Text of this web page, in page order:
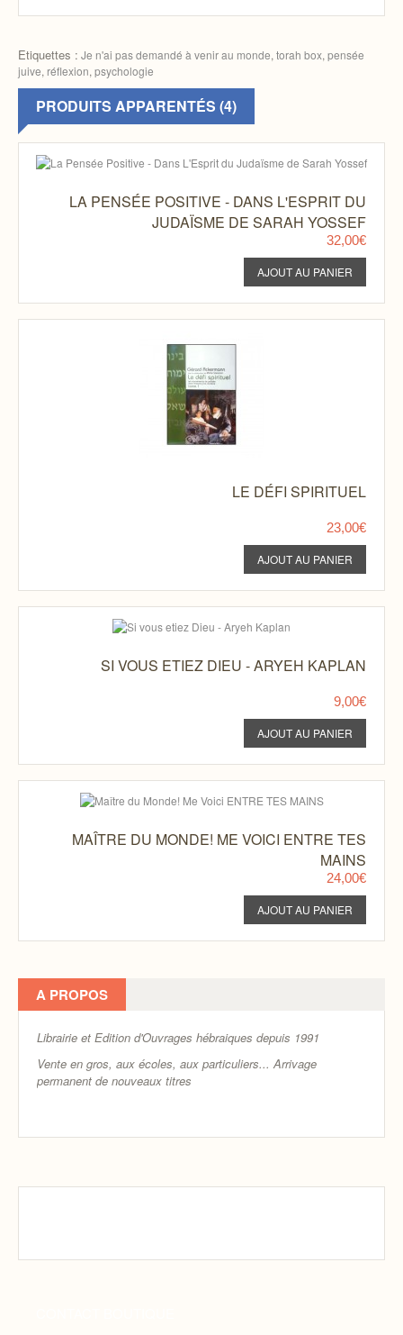
Etiquettes : Je n'ai pas demandé à venir au monde, torah box, pensée
juive, réflexion, psychologie
PRODUITS APPARENTÉS (4)
LA PENSÉE POSITIVE - DANS L'ESPRIT DU
JUDAÏSME DE SARAH YOSSEF
32,00€
LE DÉFI SPIRITUEL
23,00€
SI VOUS ETIEZ DIEU - ARYEH KAPLAN
9,00€
MAÎTRE DU MONDE! ME VOICI ENTRE TES
MAINS
24,00€
A PROPOS
Librairie et Edition d'Ouvrages hébraiques depuis 1991
Vente en gros, aux écoles, aux particuliers...Arrivage
permanent de nouveaux titres